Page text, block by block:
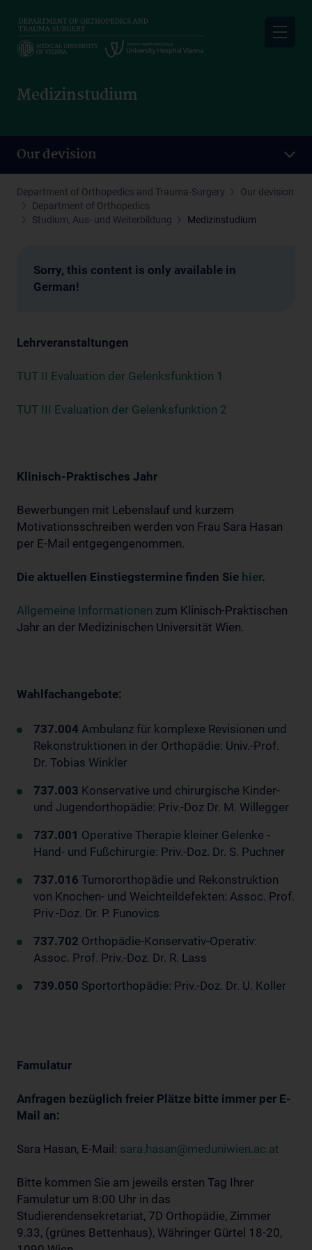
main
content
Medizinstudium
Our devision
Department of Orthopedics and Trauma-Surgery
Our devision
Department of Orthopedics
Studium, Aus- und Weiterbildung
Medizinstudium
Sorry, this content is only available in
German!
Lehrveranstaltungen
TUT II Evaluation der Gelenksfunktion 1
TUT III Evaluation der Gelenksfunktion 2
Klinisch-Praktisches Jahr
Bewerbungen mit Lebenslauf und kurzem
Motivationsschreiben werden von Frau Sara Hasan
per E-Mail entgegengenommen.
Die aktuellen Einstiegstermine finden Sie hier.
Allgemeine Informationen zum Klinisch-Praktischen
Jahr an der Medizinischen Universität Wien.
Wahlfachangebote:
737.004 Ambulanz für komplexe Revisionen und
Rekonstruktionen in der Orthopädie: Univ.-Prof.
Dr. Tobias Winkler
737.003 Konservative und chirurgische Kinder-
und Jugendorthopädie: Priv.-Doz Dr. M. Willegger
737.001 Operative Therapie kleiner Gelenke -
Hand- und Fußchirurgie: Priv.-Doz. Dr. S. Puchner
737.016 Tumororthopädie und Rekonstruktion
von Knochen- und Weichteildefekten: Assoc. Prof.
Priv.-Doz. Dr. P. Funovics
737.702 Orthopädie-Konservativ-Operativ:
Assoc. Prof. Priv.-Doz. Dr. R. Lass
739.050 Sportorthopädie: Priv.-Doz. Dr. U. Koller
Famulatur
Anfragen bezüglich freier Plätze bitte immer per E-
Mail an:
Sara Hasan, E-Mail: sara.hasan@meduniwien.ac.at
Bitte kommen Sie am jeweils ersten Tag Ihrer
Famulatur um 8:00 Uhr in das
Studierendensekretariat, 7D Orthopädie, Zimmer
9.33, (grünes Bettenhaus), Währinger Gürtel 18-20,